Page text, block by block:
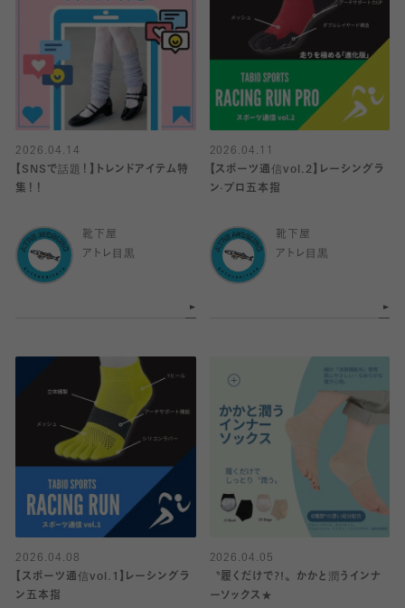
2026.04.14
【SNSで話題！】トレンドアイテム特
集！！
靴下屋
アトレ目黒
2026.04.11
【スポーツ通信vol.2】レーシングラ
ン·プロ五本指
靴下屋
アトレ目黒
2026.04.08
【スポーツ通信vol.1】レーシングラ
ン五本指
2026.04.05
〝履くだけで?!〟かかと潤うインナ
ーソックス★